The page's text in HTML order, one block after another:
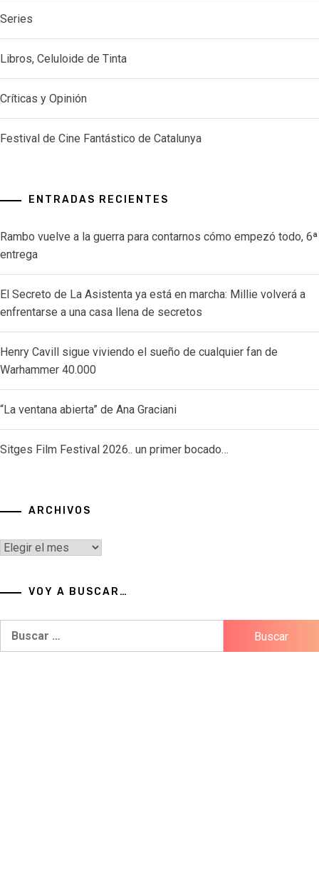
Series
Libros, Celuloide de Tinta
Críticas y Opinión
Festival de Cine Fantástico de Catalunya
ENTRADAS RECIENTES
Rambo vuelve a la guerra para contarnos cómo empezó todo, 6ª
entrega
El Secreto de La Asistenta ya está en marcha: Millie volverá a
enfrentarse a una casa llena de secretos
Henry Cavill sigue viviendo el sueño de cualquier fan de
Warhammer 40.000
“La ventana abierta” de Ana Graciani
Sitges Film Festival 2026.. un primer bocado…
ARCHIVOS
Archivos
VOY A BUSCAR…
Buscar: